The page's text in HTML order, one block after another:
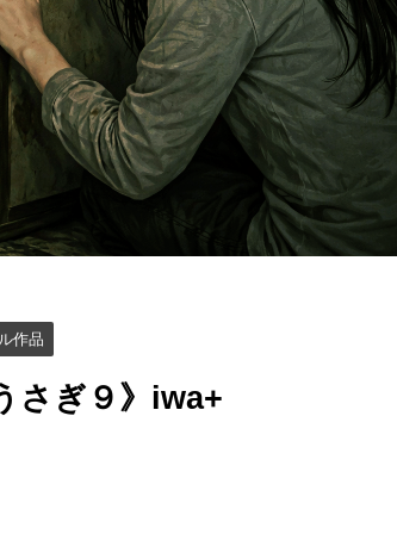
作品
さぎ９》iwa+